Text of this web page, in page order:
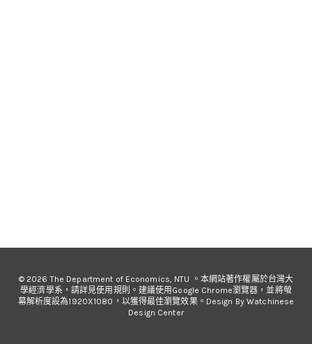
© 2026 The Department of Economics, NTU 。本網站著作權屬於台灣大
學經濟學系，請詳見使用規則。建議使用Google Chrome瀏覽器，並將螢
幕解析度設為1920X1080，以獲得最佳瀏覽效果。Design By Watchinese
Design Center